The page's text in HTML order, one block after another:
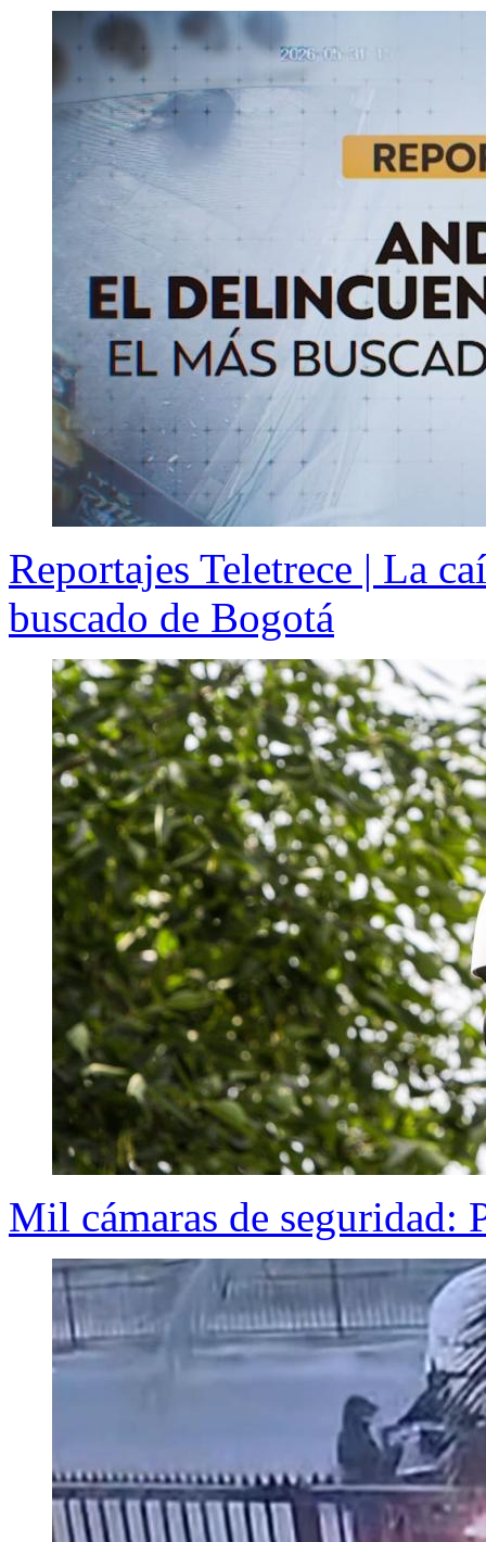
Reportajes Teletrece | La
buscado de Bogotá
Mil cámaras de seguridad: